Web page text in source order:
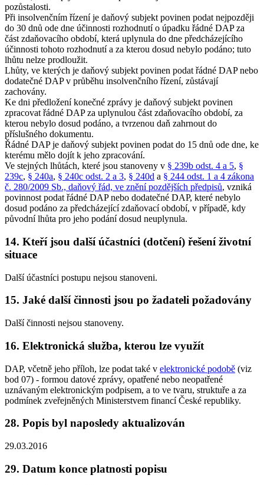
pozůstalosti.
Při insolvenčním řízení je daňový subjekt povinen podat nejpozději
do 30 dnů ode dne účinnosti rozhodnutí o úpadku řádné DAP za
část zdaňovacího období, která uplynula do dne předcházejícího
účinnosti tohoto rozhodnutí a za kterou dosud nebylo podáno; tuto
lhůtu nelze prodloužit.
Lhůty, ve kterých je daňový subjekt povinen podat řádné DAP nebo
dodatečné DAP v průběhu insolvenčního řízení, zůstávají
zachovány.
Ke dni předložení konečné zprávy je daňový subjekt povinen
zpracovat řádné DAP za uplynulou část zdaňovacího období, za
kterou nebylo dosud podáno, a tvrzenou daň zahrnout do
příslušného dokumentu.
Řádné DAP je daňový subjekt povinen podat do 15 dnů ode dne, ke
kterému mělo dojít k jeho zpracování.
Ve stejných lhůtách, které jsou stanoveny v § 239b odst. 4 a 5, §
239c, § 240a, § 240c odst. 2 a 3, § 240d a § 244 odst. 1 a 4 zákona
č. 280/2009 Sb., daňový řád, ve znění pozdějších předpisů, vzniká
povinnost podat řádné DAP nebo dodatečné DAP, které nebylo
dosud podáno za předcházející zdaňovací období, v případě, kdy
původní lhůta pro jeho podání dosud neuplynula.
14. Kteří jsou další účastníci (dotčení) řešení životní
situace
Další účastníci postupu nejsou stanoveni.
15. Jaké další činnosti jsou po žadateli požadovány
Další činnosti nejsou stanoveny.
16. Elektronická služba, kterou lze využít
DAP, včetně jeho příloh, lze podat také v elektronické podobě (viz
bod 07) - formou datové zprávy, opatřené nebo neopatřené
uznávaným elektronickým podpisem, a to ve tvaru, struktuře a za
podmínek zveřejněných Ministerstvem financí České republiky.
28. Popis byl naposledy aktualizován
29.03.2016
29. Datum konce platnosti popisu